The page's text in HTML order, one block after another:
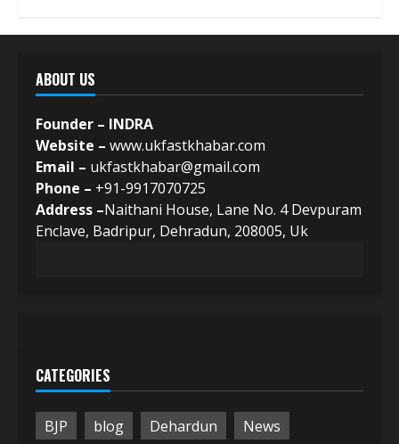
ABOUT US
Founder – INDRA
Website – www.ukfastkhabar.com
Email – ukfastkhabar@gmail.com
Phone – +91-9917070725
Address –Naithani House, Lane No. 4 Devpuram
Enclave, Badripur, Dehradun, 208005, Uk
CATEGORIES
BJP blog Dehardun
News